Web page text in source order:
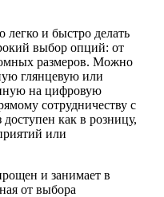
легко и быстро делать
выбор опций: от
размеров. Можно
глянцевую или
на цифровую
сотрудничеству с
как в розницу,
или
и занимает в
от выбора